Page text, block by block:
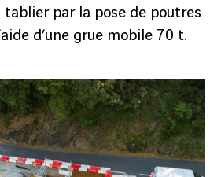
par la pose de poutres
d’une grue mobile 70 t.